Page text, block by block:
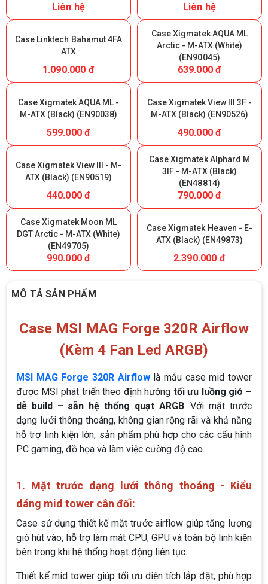
Liên hệ Liên hệ
Case Linktech Bahamut 4FA
ATX
1.090.000 đ
Case Xigmatek AQUA ML
Arctic - M-ATX (White)
(EN90045)
639.000 đ
Case Xigmatek AQUA ML -
M-ATX (Black) (EN90038)
599.000 đ
Case Xigmatek View III 3F -
M-ATX (Black) (EN90526)
490.000 đ
Case Xigmatek View III - M-
ATX (Black) (EN90519)
440.000 đ
Case Xigmatek Alphard M
3IF - M-ATX (Black)
(EN48814)
790.000 đ
Case Xigmatek Moon ML
DGT Arctic - M-ATX (White)
(EN49705)
990.000 đ
Case Xigmatek Heaven - E-
ATX (Black) (EN49873)
2.390.000 đ
MÔ TẢ SẢN PHẨM
Case MSI MAG Forge 320R Airflow
(Kèm 4 Fan Led ARGB)
MSI MAG Forge 320R Airflowlà mẫu case mid tower
được MSI phát triển theo định hướng tối ưu luồng gió –
dễ build – sẵn hệ thống quạt ARGB. Với mặt trước
dạng lưới thông thoáng, không gian rộng rãi và khả năng
hỗ trợ linh kiện lớn, sản phẩm phù hợp cho các cấu hình
PC gaming, đồ họa và làm việc cường độ cao.
1. Mặt trước dạng lưới thông thoáng - Kiểu
dáng mid tower cân đối:
Case sử dụng thiết kế mặt trước airflow giúp tăng lượng
gió hút vào, hỗ trợ làm mát CPU, GPU và toàn bộ linh kiện
bên trong khi hệ thống hoạt động liên tục.
Thiết kế mid tower giúp tối ưu diện tích lắp đặt, phù hợp